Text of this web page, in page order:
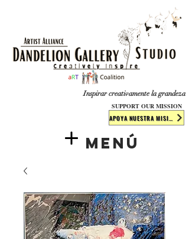
​​​Inspirar creativamente la grandeza
Menú
SUPPORT OUR MISSION